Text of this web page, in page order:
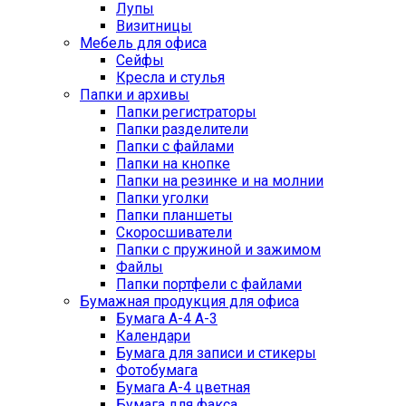
Лупы
Визитницы
Мебель для офиса
Сейфы
Кресла и стулья
Папки и архивы
Папки регистраторы
Папки разделители
Папки с файлами
Папки на кнопке
Папки на резинке и на молнии
Папки уголки
Папки планшеты
Скоросшиватели
Папки с пружиной и зажимом
Файлы
Папки портфели с файлами
Бумажная продукция для офиса
Бумага А-4 А-3
Календари
Бумага для записи и стикеры
Фотобумага
Бумага А-4 цветная